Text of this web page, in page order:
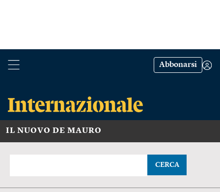
Abbonarsi
IL NUOVO DE MAURO
CERCA